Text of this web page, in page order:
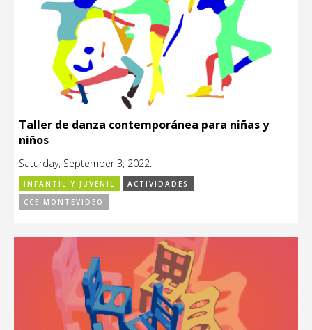
Taller de danza contemporánea para niñas y
niños
Saturday, September 3, 2022.
INFANTIL Y JUVENIL
ACTIVIDADES
CCE MONTEVIDEO